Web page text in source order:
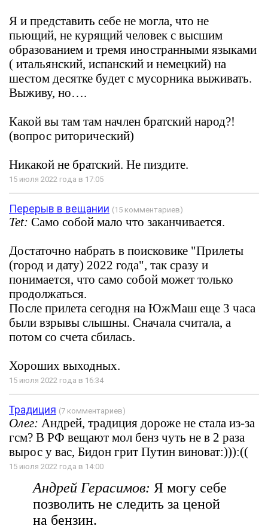
Я и представить себе не могла, что не
пьющий, не курящий человек с высшим
образованием и тремя иностранными языками
( итальянский, испанский и немецкий) на
шестом десятке будет с мусорника выживать.
Выживу, но….
Какой вы там там начлен братский народ?!
(вопрос риторический)
Никакой не братский. Не пиздите.
15 июля 2022 года в 17:05
Перерыв в вещании (15 комментариев)
Tet: Само собой мало что заканчивается.
Достаточно набрать в поисковике "Прилеты
(город и дату) 2022 года", так сразу и
понимается, что само собой может только
продолжаться.
После прилета сегодня на ЮжМаш еще 3 часа
были взрывы слышны. Сначала считала, а
потом со счета сбилась.
Хороших выходных.
15 июля 2022 года в 16:34
Традиция (7 комментариев)
Олег: Андрей, традиция дороже не стала из-за
гсм? В РФ вещают мол бенз чуть не в 2 раза
вырос у вас, Бидон грит Путин виноват:))):((
15 июля 2022 года в 14:00
Андрей Герасимов: Я могу себе
позволить не следить за ценой
на бензин.